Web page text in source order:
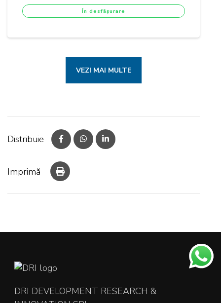
În desfășurare
VEZI MAI MULTE
Distribuie
Imprimă
DRI DEVELOPMENT RESEARCH &